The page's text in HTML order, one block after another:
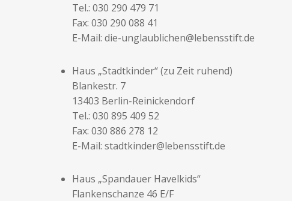
Tel.: 030 290 479 71
Fax: 030 290 088 41
E-Mail: die-unglaublichen@lebensstift.de
Haus „Stadtkinder“ (zu Zeit ruhend)
Blankestr. 7
13403 Berlin-Reinickendorf
Tel.: 030 895 409 52
Fax: 030 886 278 12
E-Mail: stadtkinder@lebensstift.de
Haus „Spandauer Havelkids“
Flankenschanze 46 E/F